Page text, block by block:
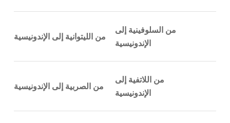
من السلوفينية إلى
الإندونيسية
من الليتوانية إلى الإندونيسية
من اللاتفية إلى
الإندونيسية
من الصربية إلى الإندونيسية